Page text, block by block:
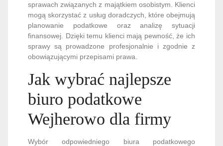
sprawach związanych z majątkiem osobistym. Klienci
mogą skorzystać z usług doradczych, które obejmują
planowanie podatkowe oraz analizę sytuacji
finansowej. Dzięki temu klienci mają pewność, że ich
sprawy są prowadzone profesjonalnie i zgodnie z
obowiązującymi przepisami prawa.
Jak wybrać najlepsze
biuro podatkowe
Wejherowo dla firmy
Wybór odpowiedniego biura podatkowego